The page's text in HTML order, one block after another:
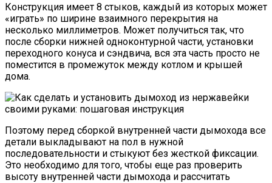
Конструкция имеет 8 стыков, каждый из которых может
«играть» по ширине взаимного перекрытия на
несколько миллиметров. Может получиться так, что
после сборки нижней одноконтурной части, установки
переходного конуса и сэндвича, вся эта часть просто не
поместится в промежуток между котлом и крышей
дома.
Поэтому перед сборкой внутренней части дымохода все
детали выкладывают на пол в нужной
последовательности и стыкуют без жесткой фиксации.
Это необходимо для того, чтобы еще раз проверить
высоту внутренней части дымохода и рассчитать